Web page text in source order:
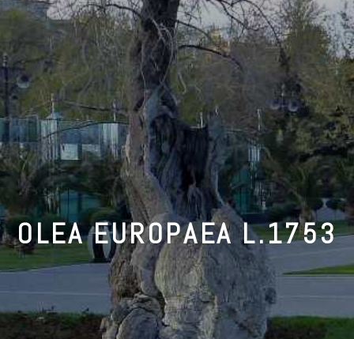
OLEA EUROPAEA L.1753